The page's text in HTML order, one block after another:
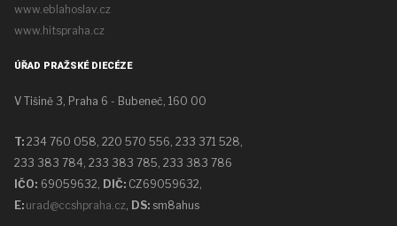
www.eblahoslav.cz
www.hitspraha.cz
ÚŘAD PRAŽSKÉ DIECÉZE
V Tišině 3, Praha 6 - Bubeneč, 160 00
T: 234 760 058, 220 570 556, 233 371 528,
233 383 784, 233 383 785, 233 383 786
IČO: 69059632, DIČ: CZ69059632
E: urad@ccshpraha.cz DS: sm8ahus